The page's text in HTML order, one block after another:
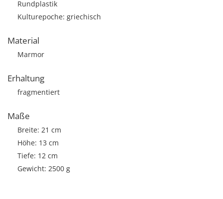
Rundplastik
Kulturepoche: griechisch
Material
Marmor
Erhaltung
fragmentiert
Maße
Breite: 21 cm
Höhe: 13 cm
Tiefe: 12 cm
Gewicht: 2500 g